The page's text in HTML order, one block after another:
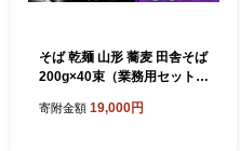
そば 乾麺 山形 蕎麦 田舎そば
200g×40束（業務用セット8
寄附金額 19,000円